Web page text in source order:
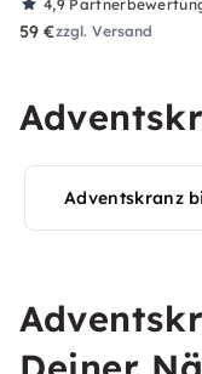
4,9
59 €zzgl. Versand
Adventskranz